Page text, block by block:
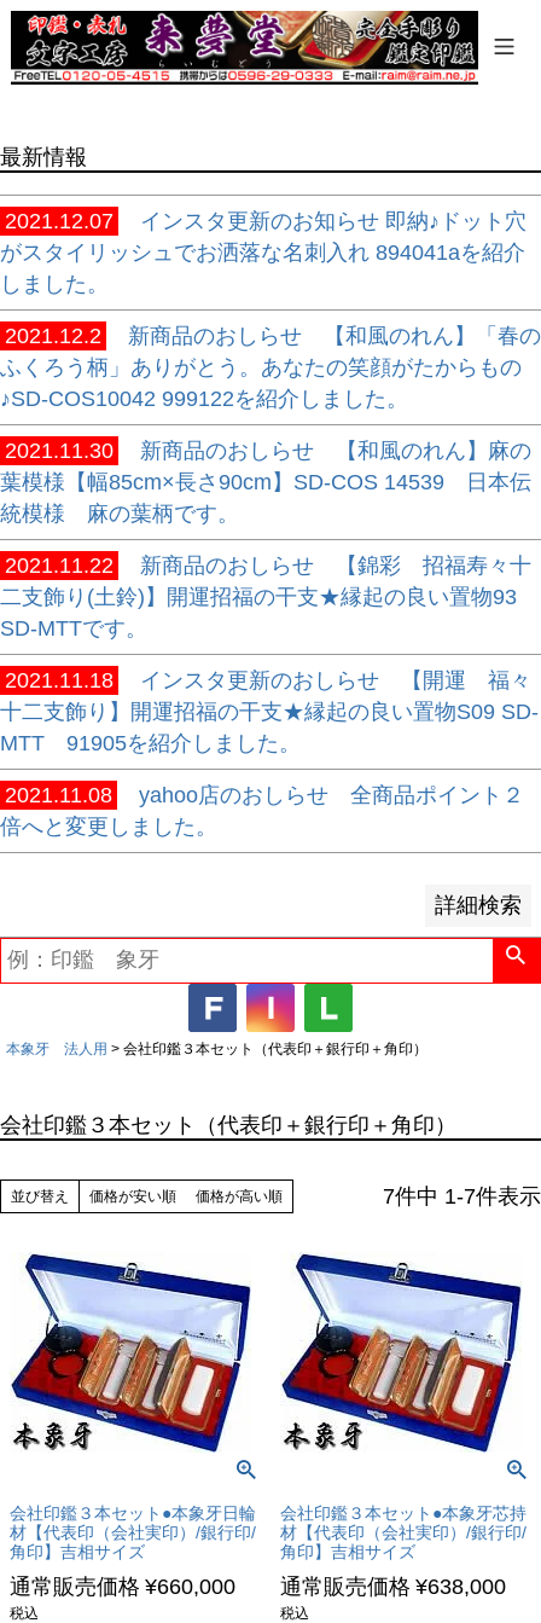
最新情報
2021.12.07
インスタ更新のお知らせ 即納♪ドット穴
がスタイリッシュでお洒落な名刺入れ 894041aを紹介
しました。
2021.12.2
新商品のおしらせ 【和風のれん】「春の
ふくろう柄」ありがとう。あなたの笑顔がたからもの
♪SD-COS10042 999122を紹介しました。
2021.11.30
新商品のおしらせ 【和風のれん】麻の
葉模様【幅85cm×長さ90cm】SD-COS 14539 日本伝
統模様 麻の葉柄です。
2021.11.22
新商品のおしらせ 【錦彩 招福寿々十
二支飾り(土鈴)】開運招福の干支★縁起の良い置物93
SD-MTTです。
2021.11.18
インスタ更新のおしらせ 【開運 福々
十二支飾り】開運招福の干支★縁起の良い置物S09 SD-
MTT 91905を紹介しました。
2021.11.08
yahoo店のおしらせ 全商品ポイント２
倍へと変更しました。
詳細検索
商品タグ
セール
翌日発送
在庫なし商品
在庫なし商品を表示しない
商品番号/JANコード
バンドル販売
予約商品
予約商品のみを表示
並び順
新着順
登録順
価格が安い順
価格が高い順
優先度順
レビュー順
キーワードヒット順
検索
本象牙 法人用 会社印鑑３本セット（代表印＋銀行印＋角印）
会社印鑑３本セット（代表印＋銀行印＋角印）
並び替え 価格が安い順 価格が高い順 7件中 1-7件表示
会社印鑑３本セット●本象牙日輪
材【代表印（会社実印）/銀行印/
角印】吉相サイズ
通常販売価格 ¥660,000
税込
会社印鑑３本セット●本象牙芯持
材【代表印（会社実印）/銀行印/
角印】吉相サイズ
通常販売価格 ¥638,000
税込